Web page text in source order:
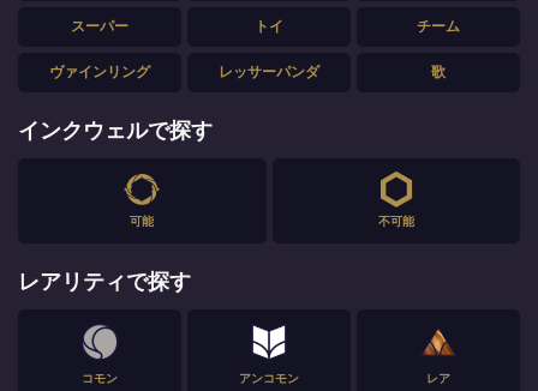
スーパー トイ チーム
ヴァインリング レッサーパンダ 歌
インクウェルで探す
可能 不可能
レアリティで探す
コモン アンコモン レア